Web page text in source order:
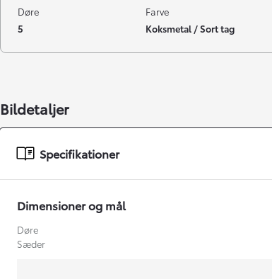
Døre
5
Farve
Koksmetal / Sort tag
Bildetaljer
Specifikationer
Dimensioner og mål
Døre
Sæder